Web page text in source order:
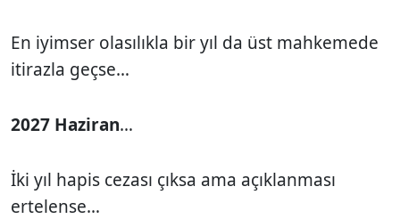
En iyimser olasılıkla bir yıl da üst mahkemede
itirazla geçse…
2027 Haziran…
İki yıl hapis cezası çıksa ama açıklanması
ertelense…